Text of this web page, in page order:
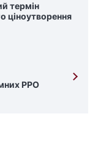
термін
ціноутворення
РРО